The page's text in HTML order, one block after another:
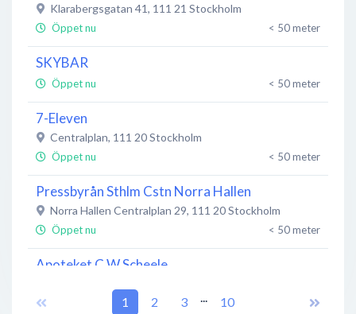
Klarabergsgatan 41, 111 21 Stockholm
Öppet nu < 50 meter
SKYBAR
Öppet nu < 50 meter
7-Eleven
Centralplan, 111 20Stockholm
Öppet nu < 50 meter
Pressbyrån Sthlm Cstn Norra Hallen
Norra Hallen Centralplan 29, 111 20Stockholm
Öppet nu < 50 meter
Apoteket C W Scheele
< 50 meter
1 2 3 ... 10